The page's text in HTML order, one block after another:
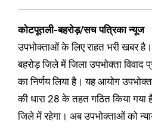
कोटपूतली-बहरोड़/सच पत्रिका न्यूज
उपभोक्ताओं के लिए राहत भरी खबर
बहरोड़ जिले में जिला उपभोक्ता विवाद
का निर्णय लिया है। यह आयोग
की धारा 28 के तहत गठित किया गया
जिले में रहेगा। अब उपभोक्ताओं को